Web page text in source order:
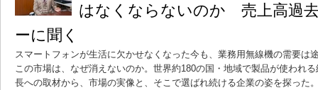
はなくならないのか 売上高過
ーに聞く
スマートフォンが生活に欠かせなくなった今も、業務用無線機の需要は
この市場は、なぜ消えないのか。世界約180の国・地域で製品が使われ
長への取材から、市場の実像と、そこで選ばれ続ける企業の姿を探った